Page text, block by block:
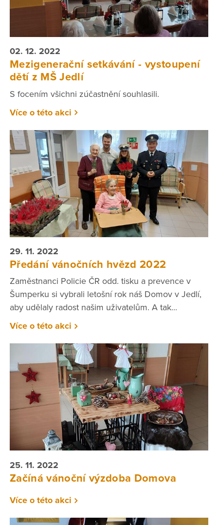
02. 12. 2022
Mezigenerační setkávání - vystoupení
dětí z MŠ Jedlí
S focením všichni zúčastnění souhlasili.
Více o této akci
29. 11. 2022
Předání vánočních hvězd 2022
Zaměstnanci Policie ČR odd. tisku a prevence v
Šumperku si vybrali letošní rok náš Domov v Jedlí,
aby udělaly radost našim uživatelům. A tak...
Více o této akci
25. 11. 2022
Začíná vánoční výzdoba Domova
Více o této akci